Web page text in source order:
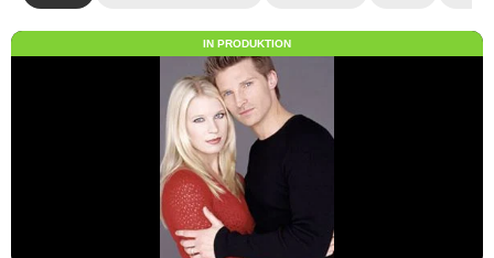
IN PRODUKTION